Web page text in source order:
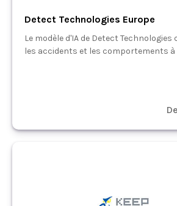
Detect Technologies Europe
Le modèle d'IA de Detect
les accidents et les comportements à